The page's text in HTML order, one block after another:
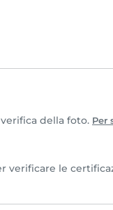
della foto. Per
verificare le